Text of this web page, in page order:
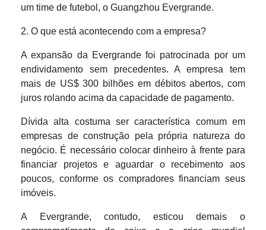
um time de futebol, o Guangzhou Evergrande.
2. O que está acontecendo com a empresa?
A expansão da Evergrande foi patrocinada por um
endividamento sem precedentes. A empresa tem
mais de US$ 300 bilhões em débitos abertos, com
juros rolando acima da capacidade de pagamento.
Dívida alta costuma ser característica comum em
empresas de construção pela própria natureza do
negócio. É necessário colocar dinheiro à frente para
financiar projetos e aguardar o recebimento aos
poucos, conforme os compradores financiam seus
imóveis.
A Evergrande, contudo, esticou demais o